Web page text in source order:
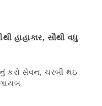
હાહાકાર, સૌથી વધુ